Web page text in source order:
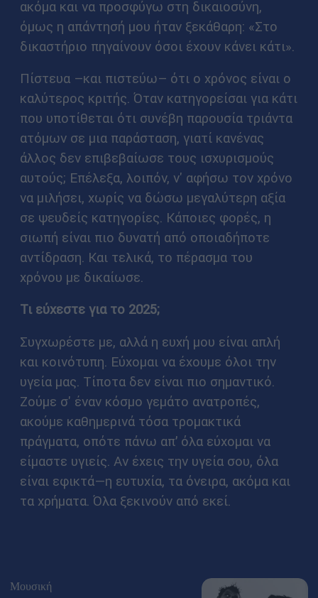
ακόμα και να προσφύγω στη δικαιοσύνη,
όμως η απάντησή μου ήταν ξεκάθαρη: «Στο
δικαστήριο πηγαίνουν όσοι έχουν κάνει κάτι».
Πίστευα –και πιστεύω– ότι ο χρόνος είναι ο
καλύτερος κριτής. Όταν κατηγορείσαι για κάτι
που υποτίθεται ότι συνέβη παρουσία τριάντα
ατόμων σε μια παράσταση, γιατί κανένας
άλλος δεν επιβεβαίωσε τους ισχυρισμούς
αυτούς; Επέλεξα, λοιπόν, ν' αφήσω τον χρόνο
να μιλήσει, χωρίς να δώσω μεγαλύτερη αξία
σε ψευδείς κατηγορίες. Κάποιες φορές, η
σιωπή είναι πιο δυνατή από οποιαδήποτε
αντίδραση. Και τελικά, το πέρασμα του
χρόνου με δικαίωσε.
Τι εύχεστε για το 2025;
Συγχωρέστε με, αλλά η ευχή μου είναι απλή
και κοινότυπη. Εύχομαι να έχουμε όλοι την
υγεία μας. Τίποτα δεν είναι πιο σημαντικό.
Ζούμε σ' έναν κόσμο γεμάτο ανατροπές,
ακούμε καθημερινά τόσα τρομακτικά
πράγματα, οπότε πάνω απ’ όλα εύχομαι να
είμαστε υγιείς. Αν έχεις την υγεία σου, όλα
είναι εφικτά—η ευτυχία, τα όνειρα, ακόμα και
τα χρήματα. Όλα ξεκινούν από εκεί.
Μουσική